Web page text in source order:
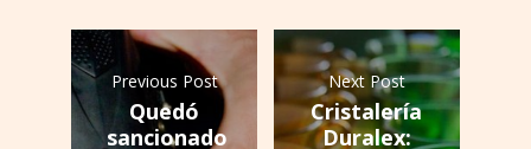
Previous Post
Quedó
sancionado
Next Post
Cristalería
Duralex: